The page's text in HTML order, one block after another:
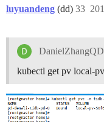
luyuandeng (dd) 33
kubectl get pv local-